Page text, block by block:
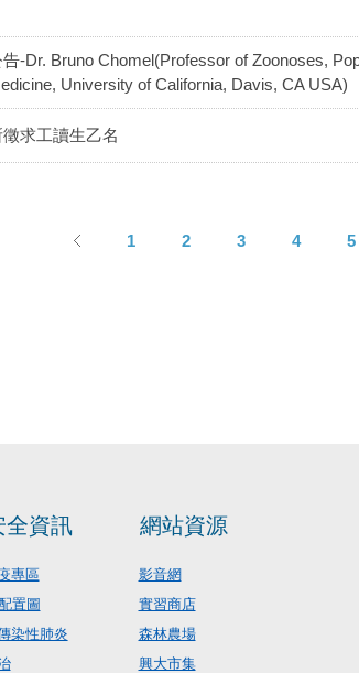
-Dr. Bruno Chomel(Professor of Zoonoses,
University of California, Davis, CA USA)
求工讀生乙名
1 2 3 4 5
全資訊
專區
置圖
染性肺炎
網站資源
影音網
實習商店
森林農場
興大市集